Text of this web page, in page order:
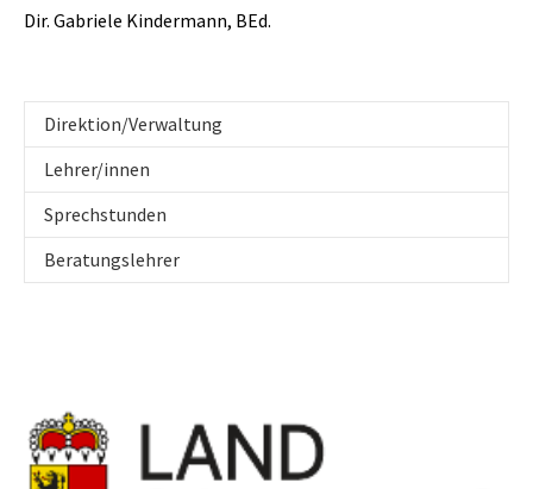
Dir. Gabriele Kindermann, BEd.
Direktion/Verwaltung
Lehrer/innen
Sprechstunden
Beratungslehrer